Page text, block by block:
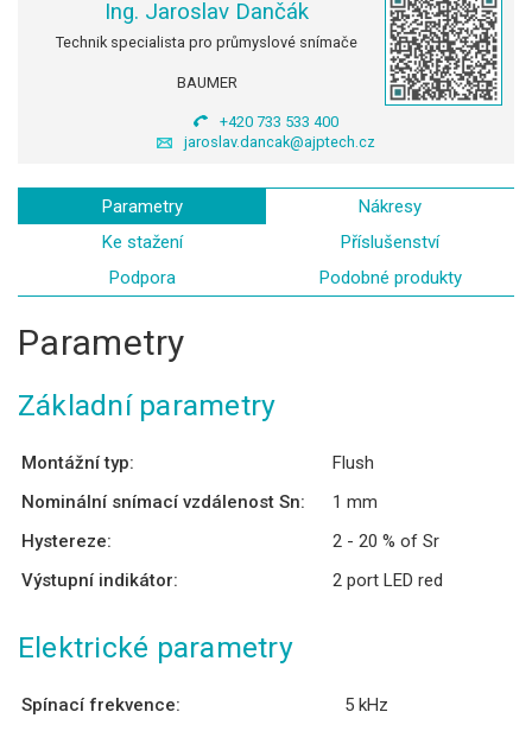
Ing. Jaroslav Dančák
Technik specialista pro průmyslové snímače
BAUMER
+420 733 533 400
jaroslav.dancak@ajptech.cz
Parametry
Nákresy
Ke stažení
Příslušenství
Podpora
Podobné produkty
Parametry
Základní parametry
Montážní typ:
Flush
Nominální snímací vzdálenost Sn:
1 mm
Hystereze:
2 - 20 % of Sr
Výstupní indikátor:
2 port LED red
Elektrické parametry
Spínací frekvence:
5 kHz